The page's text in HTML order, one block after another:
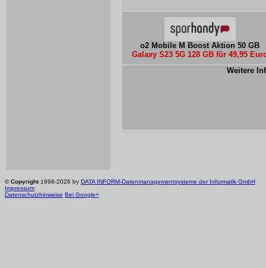
o2 Mobile M Boost Aktion 50 GB
Galaxy S23 5G 128 GB für 49,95
Weitere
©Copyright1998-2026 by DATA INFORM-Datenmanagementsysteme der Informatik GmbH
Impressum
Datenschutzhinweise Bei Google+